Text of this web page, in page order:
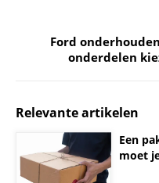
Ford
onderdelen
Relevante artikelen
Een
moet